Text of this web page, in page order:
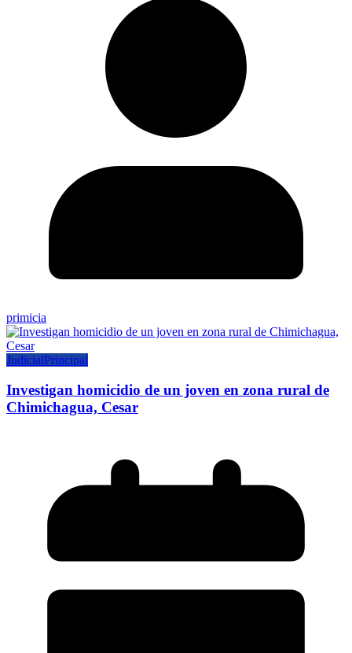
primicia
JudicialPrincipal
Investigan homicidio de un joven en zona rural de
Chimichagua, Cesar